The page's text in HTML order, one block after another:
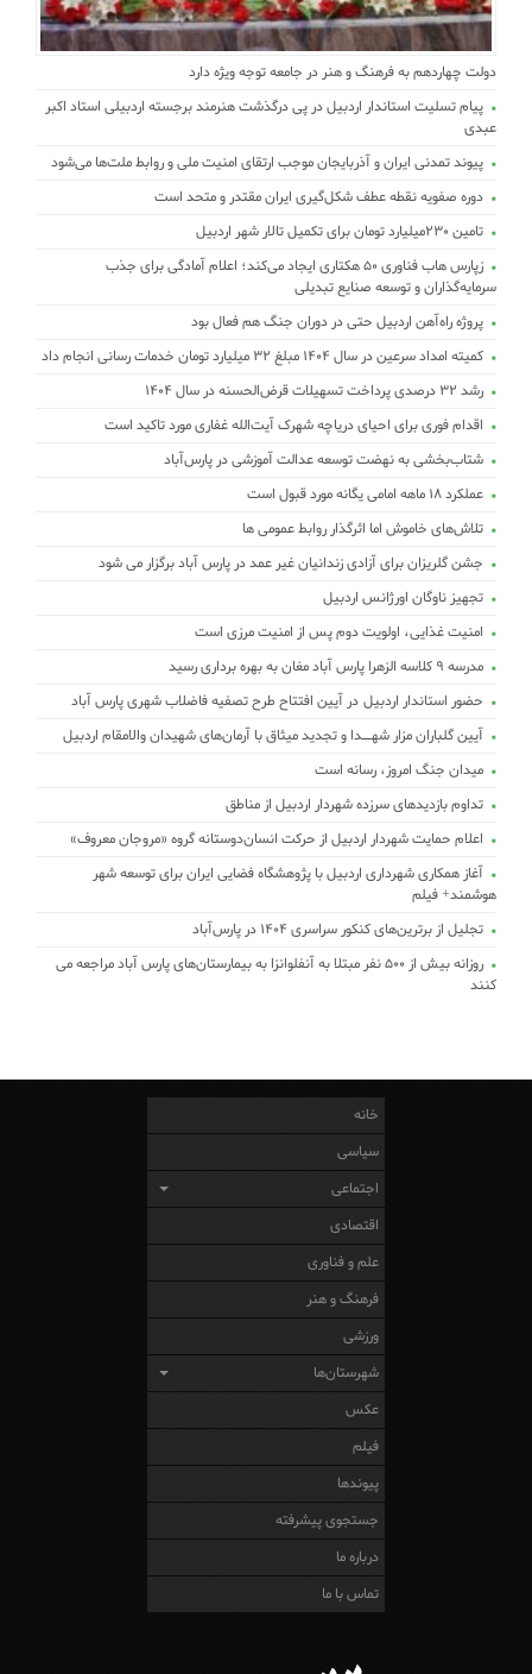
دولت چهاردهم به فرهنگ و هنر در جامعه توجه ویژه دارد
پیام تسلیت استاندار اردبیل در پی درگذشت هنرمند برجسته اردبیلی استاد اکبر
عبدی
پیوند تمدنی ایران و آذربایجان موجب ارتقای امنیت ملی و روابط ملت‌ها می‌شود
دوره صفویه نقطه عطف شکل‌گیری ایران مقتدر و متحد است
تامین ۲۳۰میلیارد تومان برای تکمیل تالار شهر اردبیل
زپارس هاب فناوری ۵۰ هکتاری ایجاد می‌کند؛ اعلام آمادگی برای جذب
سرمایه‌گذاران و توسعه صنایع تبدیلی
پروژه راه‌آهن اردبیل حتی در دوران جنگ هم فعال بود
کمیته امداد سرعین در سال 1404 مبلغ 32 میلیارد تومان خدمات رسانی انجام داد
رشد ۳۲ درصدی پرداخت تسهیلات قرض‌الحسنه در سال ۱۴۰۴
اقدام فوری برای احیای دریاچه شهرک آیت‌الله غفاری مورد تاکید است
شتاب‌بخشی به نهضت توسعه عدالت آموزشی در پارس‌آباد
عملکرد ۱۸ ماهه امامی یگانه مورد قبول است
تلاش‌های خاموش اما اثرگذار روابط عمومی ها
جشن گلریزان برای آزادی زندانیان غیر عمد در پارس آباد برگزار می شود
تجهیز ناوگان اورژانس اردبیل
امنیت غذایی، اولویت دوم پس از امنیت مرزی است
مدرسه ۹ کلاسه الزهرا پارس آباد مغان به بهره برداری رسید
حضور استاندار اردبیل در آیین افتتاح طرح تصفیه فاضلاب شهری پارس آباد
آیین گلباران مزار شهــدا و تجدید میثاق با آرمان‌های شهیدان والامقام اردبیل
میدان جنگ امروز، رسانه است
تداوم بازدیدهای سرزده شهردار اردبیل از مناطق
اعلام حمایت شهردار اردبیل از حرکت انسان‌دوستانه گروه «مروجان معروف»
آغاز همکاری شهرداری اردبیل با پژوهشگاه فضایی ایران برای توسعه شهر
هوشمند+ فیلم
تجلیل از برترین‌های کنکور سراسری ۱۴۰۴ در پارس‌آباد
روزانه بیش از ۵۰۰ نفر مبتلا به آنفلوانزا به بیمارستان‌های پارس آباد مراجعه می
کنند
خانه
سیاسی
اجتماعی
اقتصادی
علم و فناوری
فرهنگ و هنر
ورزشی
شهرستان‌ها
عکس
فیلم
پیوندها
جستجوی پیشرفته
درباره ما
تماس با ما